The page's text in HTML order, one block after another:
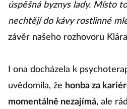
úspěšná byznys lady. Místo
nechtějí do kávy rostlinné
závěr našeho rozhovoru
I ona docházela k
uvědomila, že honba za
momentálně nezajímá, ale